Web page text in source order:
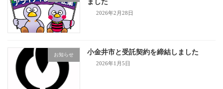
ました
2026年2月28日
お知らせ 小金井市と受託契約を締結しました
2026年1月5日